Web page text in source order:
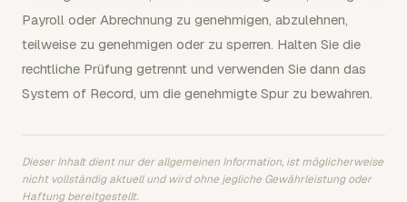
Payroll oder Abrechnung zu genehmigen, abzulehnen,
teilweise zu genehmigen oder zu sperren. Halten Sie die
rechtliche Prüfung getrennt und verwenden Sie dann das
System of Record, um die genehmigte Spur zu bewahren.
Dieser Inhalt dient nur der allgemeinen Information, ist möglicherweise
nicht vollständig aktuell und wird ohne jegliche Gewährleistung oder
Haftung bereitgestellt.